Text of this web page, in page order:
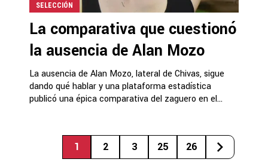
SELECCIÓN
La comparativa que cuestionó
la ausencia de Alan Mozo
La ausencia de Alan Mozo, lateral de Chivas, sigue
dando qué hablar y una plataforma estadística
publicó una épica comparativa del zaguero en el...
1 2 3 25 26